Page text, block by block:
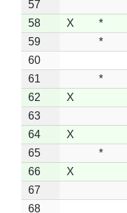
57
58
X *
59
*
60
61
*
62
X
63
64
X
65
*
66
X
67
68